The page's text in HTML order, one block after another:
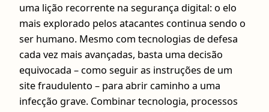
uma lição recorrente na segurança digital: o elo
mais explorado pelos atacantes continua sendo o
ser humano. Mesmo com tecnologias de defesa
cada vez mais avançadas, basta uma decisão
equivocada – como seguir as instruções de um
site fraudulento – para abrir caminho a uma
infecção grave. Combinar tecnologia, processos